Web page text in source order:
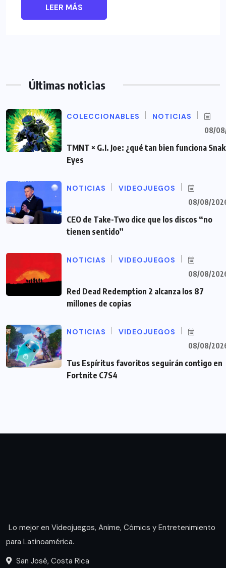
LEER MÁS
Últimas noticias
COLECCIONABLES NOTICIAS
08/
TMNT × G.I. Joe: ¿qué tan bien funciona
Eyes
NOTICIAS VIDEOJUEGOS
08/08/
CEO de Take-Two dice que los discos “no
tienen sentido”
NOTICIAS VIDEOJUEGOS
08/08/
Red Dead Redemption 2 alcanza los 87
millones de copias
NOTICIAS VIDEOJUEGOS
08/08/
Tus Espíritus favoritos seguirán contigo en
Fortnite C7S4
Lo mejor en Videojuegos, Anime, Cómics y Entretenimiento
para Latinoamérica.
San José, Costa Rica